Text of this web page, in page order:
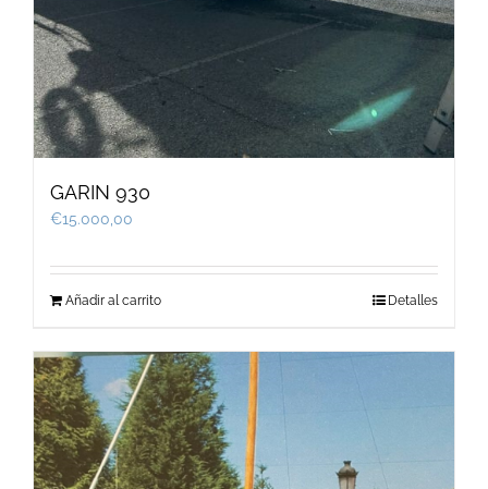
GARIN 930
€15.000,00
Añadir al carrito Detalles